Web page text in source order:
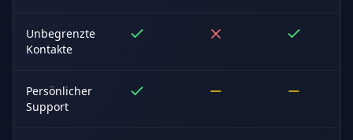
Unbegrenzte
Kontakte
Persönlicher
Support